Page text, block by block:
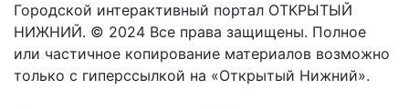
Городской интерактивный портал ОТКРЫТЫЙ
НИЖНИЙ. © 2024 Все права защищены. Полное
или частичное копирование материалов возможно
только с гиперссылкой на «Открытый Нижний».